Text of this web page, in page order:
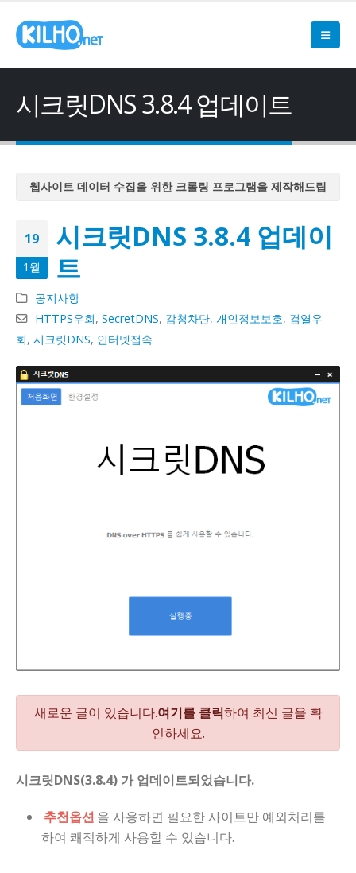
시크릿DNS 3.8.4 업데이트
웹사이트 데이터 수집을 위한 크롤링 프로그램을 제작해드립
웹사이트 데이터 수집을 위한 크롤링 프로그램을 제작해드립
니다
웹사이트 데이터 수집을 위한 크롤링 프로그램을 제작해드립
웹사이트 데이터 수집을 위한 크롤링 프로그램을 제작해드립
19
1월
시크릿DNS 3.8.4 업데이
트
공지사항
HTTPS우회,SecretDNS, 감청차단,개인정보보호, 검열우
회, 시크릿DNS, 인터넷접속
새로운 글이 있습니다.여기를 클릭하여 최신 글을 확
인하세요.
시크릿DNS(3.8.4) 가 업데이트되었습니다.
추천옵션 을 사용하면 필요한 사이트만 예외처리를
하여 쾌적하게 사용할 수 있습니다.